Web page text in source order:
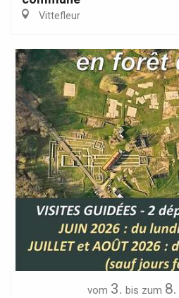
Vittefleur
vom 3. bis zum 8.